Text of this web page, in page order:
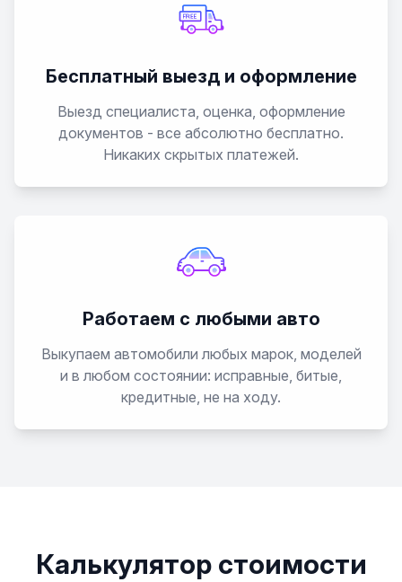
Бесплатный выезд и оформление
Выезд специалиста, оценка, оформление
документов - все абсолютно бесплатно.
Никаких скрытых платежей.
Работаем с любыми авто
Выкупаем автомобили любых марок, моделей
и в любом состоянии: исправные, битые,
кредитные, не на ходу.
Калькулятор стоимости